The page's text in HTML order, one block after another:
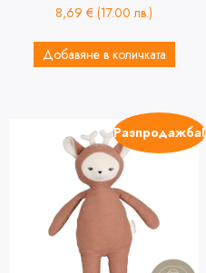
8,69 € (17.00 лв.)
Добавяне в количката
Разпродажба!